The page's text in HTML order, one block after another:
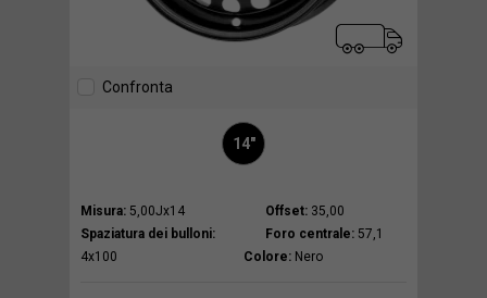
Confronta
14"
Misura: 5,00Jx14 Offset: 35,00
Spaziatura dei bulloni:
4x100
Foro centrale: 57,1
Colore: Nero